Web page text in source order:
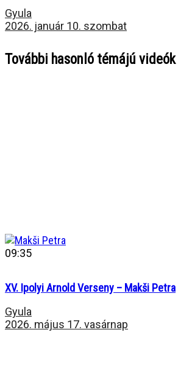
Gyula
2026. január 10. szombat
További hasonló témájú videók
09:35
XV. Ipolyi Arnold Verseny – Makši Petra
Gyula
2026. május 17. vasárnap